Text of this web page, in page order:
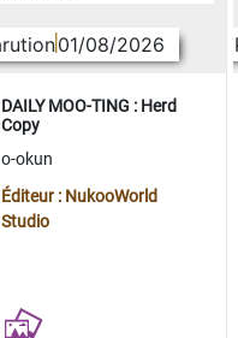
01/08/2026
DAILY MOO-TING : Herd
Copy
o-okun
Éditeur : NukooWorld
Studio